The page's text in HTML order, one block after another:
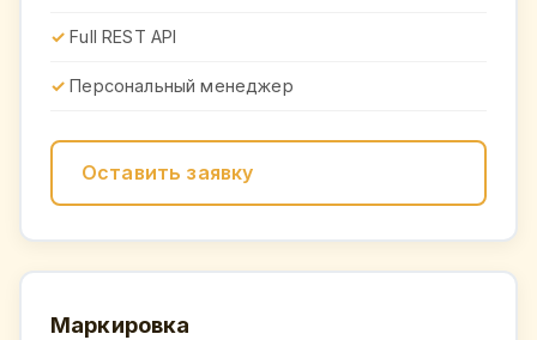
Full REST API
Персональный менеджер
Оставить заявку
Маркировка